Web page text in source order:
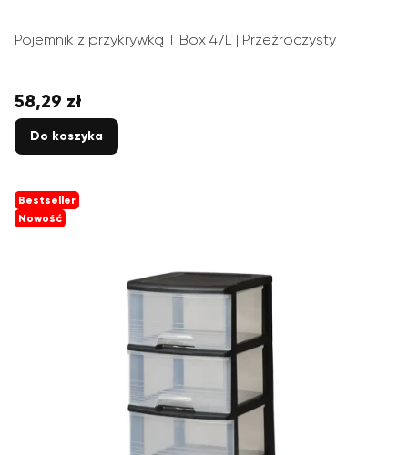
Pojemnik z przykrywką T Box 47L | Przeźroczysty
Cena
58,29 zł
Do koszyka
Bestseller
Nowość